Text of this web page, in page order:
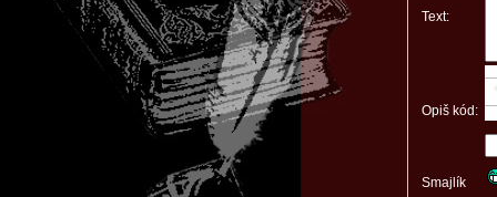
Text:
Opiš kód:
Smajlík